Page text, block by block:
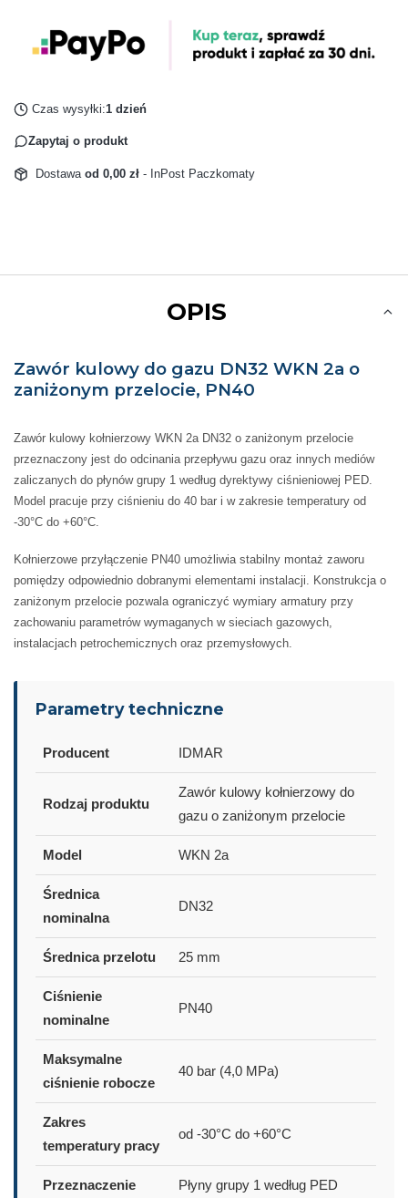
Czas wysyłki:1 dzień
Zapytaj o produkt
Dostawa od 0,00 zł - InPost Paczkomaty
OPIS
Zawór kulowy do gazu DN32 WKN 2a o
zaniżonym przelocie, PN40
Zawór kulowy kołnierzowy WKN 2a DN32 o zaniżonym przelocie
przeznaczony jest do odcinania przepływu gazu oraz innych mediów
zaliczanych do płynów grupy 1 według dyrektywy ciśnieniowej PED.
Model pracuje przy ciśnieniu do 40 bar i w zakresie temperatury od
-30°C do +60°C.
Kołnierzowe przyłączenie PN40 umożliwia stabilny montaż zaworu
pomiędzy odpowiednio dobranymi elementami instalacji. Konstrukcja o
zaniżonym przelocie pozwala ograniczyć wymiary armatury przy
zachowaniu parametrów wymaganych w sieciach gazowych,
instalacjach petrochemicznych oraz przemysłowych.
Parametry techniczne
Producent IDMAR
Rodzaj produktu
Zawór kulowy kołnierzowy do
gazu o zaniżonym przelocie
Model WKN 2a
Średnica
nominalna
DN32
Średnica przelotu 25 mm
Ciśnienie
nominalne
PN40
Maksymalne
ciśnienie robocze
40 bar (4,0 MPa)
Zakres
temperatury pracy
od -30°C do +60°C
Przeznaczenie Płyny grupy 1 według PED